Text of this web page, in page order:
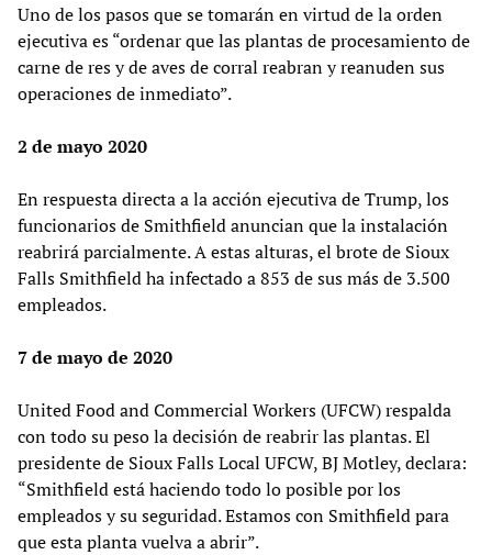
Uno de los pasos que se tomarán en virtud de la orden
ejecutiva es “ordenar que las plantas de procesamiento de
carne de res y de aves de corral reabran y reanuden sus
operaciones de inmediato”.
2 de mayo 2020
En respuesta directa a la acción ejecutiva de Trump, los
funcionarios de Smithfield anuncian que la instalación
reabrirá parcialmente. A estas alturas, el brote de Sioux
Falls Smithfield ha infectado a 853 de sus más de 3.500
empleados.
7 de mayo de 2020
United Food and Commercial Workers (UFCW) respalda
con todo su peso la decisión de reabrir las plantas. El
presidente de Sioux Falls Local UFCW, BJ Motley, declara:
“Smithfield está haciendo todo lo posible por los
empleados y su seguridad. Estamos con Smithfield para
que esta planta vuelva a abrir”.